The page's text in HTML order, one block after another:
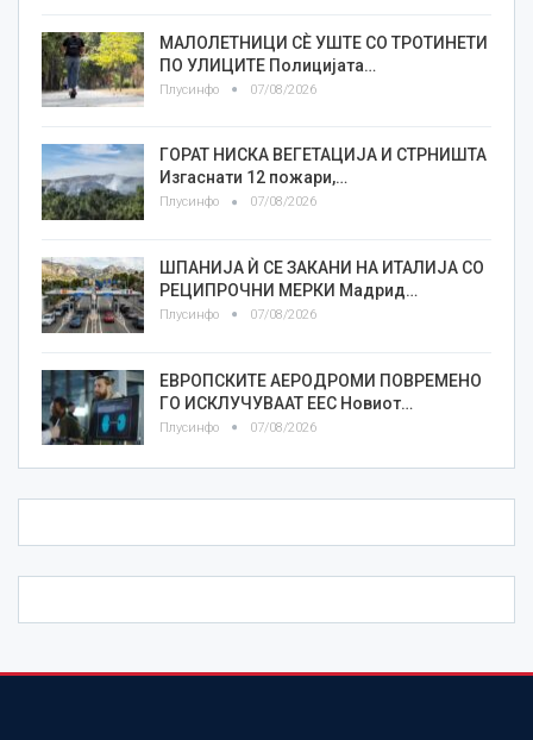
МАЛОЛЕТНИЦИ СÈ УШТЕ СО ТРОТИНЕТИ
ПО УЛИЦИТЕ Полицијата…
Плусинфо 07/08/2026
ГОРАТ НИСКА ВЕГЕТАЦИЈА И СТРНИШТА
Изгаснати 12 пожари,…
Плусинфо 07/08/2026
ШПАНИЈА Ѝ СЕ ЗАКАНИ НА ИТАЛИЈА СО
РЕЦИПРОЧНИ МЕРКИ Мадрид…
Плусинфо 07/08/2026
ЕВРОПСКИТЕ АЕРОДРОМИ ПОВРЕМЕНО
ГО ИСКЛУЧУВААТ ЕЕС Новиот…
Плусинфо 07/08/2026